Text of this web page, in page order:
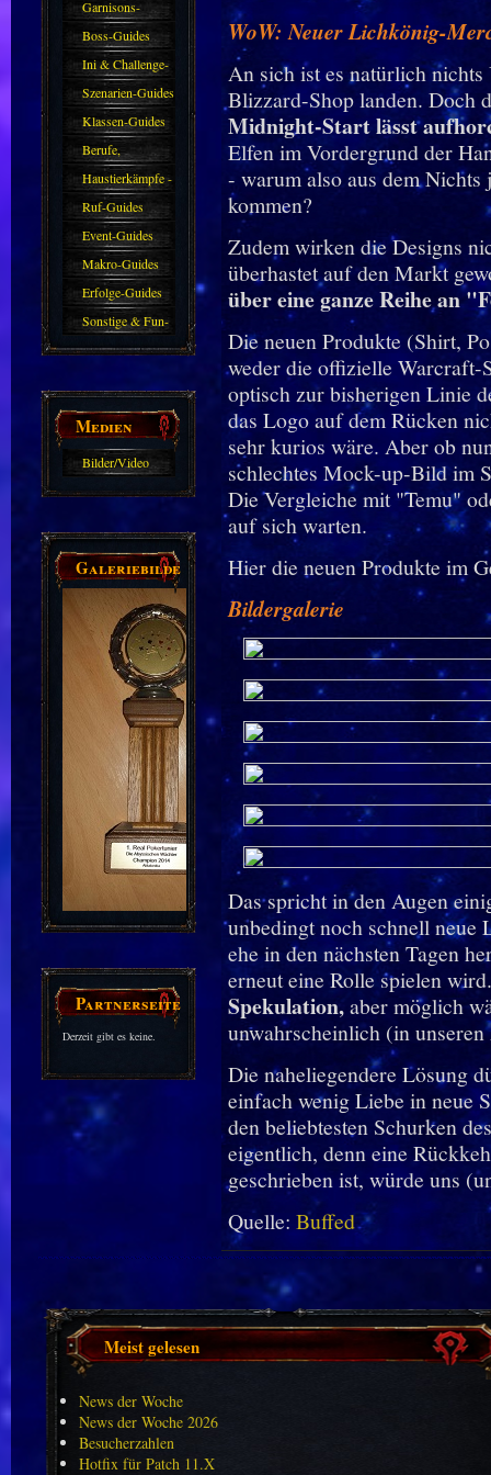
Garnisons-
Guides
Boss-Guides
Ini & Challenge-
Guides
Szenarien-Guides
Klassen-Guides
Berufe,
Farmkarten und
Haustiere
Haustierkämpfe -
Guide
Ruf-Guides
Event-Guides
Makro-Guides
Erfolge-Guides
Sonstige & Fun-
Guides
Medien
Bilder/Video
Galeriebilder
Partnerseiten
Derzeit gibt es keine.
WoW: Neuer Lichkönig-
An sich ist es natürlich nichts
Blizzard-Shop landen. Doch
Midnight-Start lässt
Elfen im Vordergrund der
- warum also aus dem
kommen?
Zudem wirken die Designs
überhastet auf den Markt
über eine ganze Reihe an
Die neuen Produkte (Shirt,
weder die offizielle Warcraft-
optisch zur bisherigen Linie
das Logo auf dem Rücken
sehr kurios wäre. Aber ob
schlechtes Mock-up-Bild im
Die Vergleiche mit "Temu"
auf sich warten.
Hier die neuen Produkte im
Bildergalerie
Das spricht in den Augen
unbedingt noch schnell neue
ehe in den nächsten Tagen
erneut eine Rolle spielen
Spekulation,aber möglich
unwahrscheinlich (in
Die naheliegendere Lösung
einfach wenig Liebe in neue
den beliebtesten Schurken
eigentlich, denn eine
geschrieben ist, würde uns
Quelle: Buffed
Meist gelesen
News der Woche
News der Woche 2026
Besucherzahlen
Hotfix für Patch 11.X